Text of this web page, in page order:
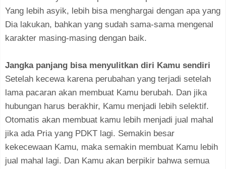
Yang lebih asyik, lebih bisa menghargai dengan apa yang
Dia lakukan, bahkan yang sudah sama-sama mengenal
karakter masing-masing dengan baik.
Jangka panjang bisa menyulitkan diri Kamu sendiri
Setelah kecewa karena perubahan yang terjadi setelah
lama pacaran akan membuat Kamu berubah. Dan jika
hubungan harus berakhir, Kamu menjadi lebih selektif.
Otomatis akan membuat kamu lebih menjadi jual mahal
jika ada Pria yang PDKT lagi. Semakin besar
kekecewaan Kamu, maka semakin membuat Kamu lebih
jual mahal lagi. Dan Kamu akan berpikir bahwa semua